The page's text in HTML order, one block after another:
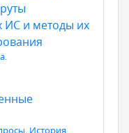
ИС и методы их
История